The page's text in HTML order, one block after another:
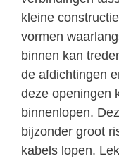
kleine
vormen
binnen kan
de afdichtingen
deze openingen
binnenlopen.
bijzonder groot
kabels lopen.